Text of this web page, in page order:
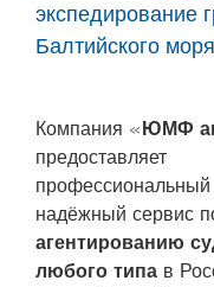
экспедирование
Балтийского
Компания «ЮМФ
предоставляет
профессиональный
надёжный сервис
агентированию
любого типа в